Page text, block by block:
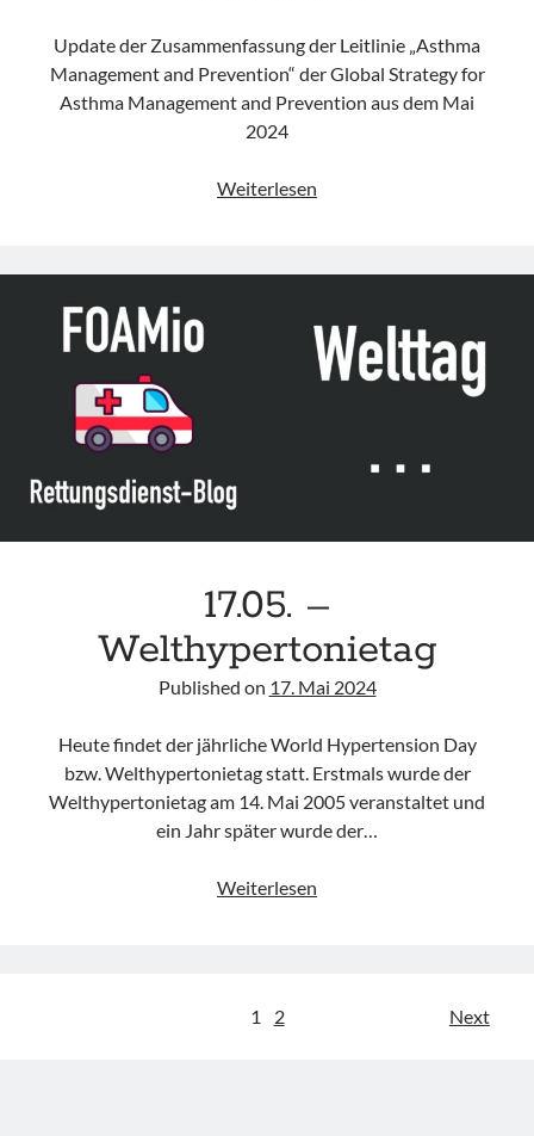
Update der Zusammenfassung der Leitlinie „Asthma
Management and Prevention“ der Global Strategy for
Asthma Management and Prevention aus dem Mai
2024
Weiterlesen
and
der
GINA
(Update
17.05. –
Welthypertonietag
Published on 17. Mai 2024
Heute findet der jährliche World Hypertension Day
bzw. Welthypertonietag statt. Erstmals wurde der
Welthypertonietag am 14. Mai 2005 veranstaltet und
ein Jahr später wurde der…
Weiterlesen
Seitennummerierung
1 2 Next